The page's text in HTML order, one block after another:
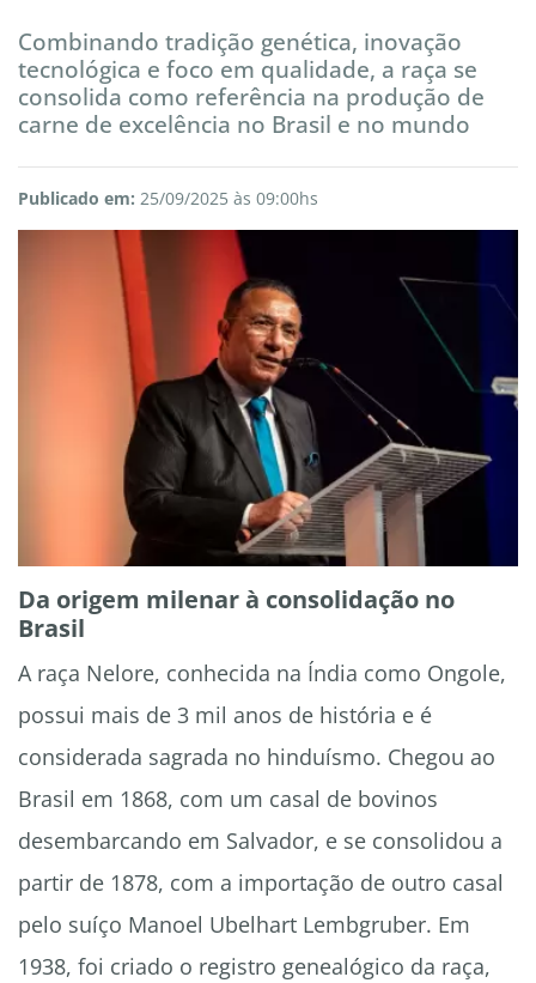
Combinando tradição genética, inovação
tecnológica e foco em qualidade, a raça se
consolida como referência na produção de
carne de excelência no Brasil e no mundo
Publicado em: 25/09/2025 às 09:00hs
Da origem milenar à consolidação no
Brasil
A raça Nelore, conhecida na Índia como Ongole,
possui mais de 3 mil anos de história e é
considerada sagrada no hinduísmo. Chegou ao
Brasil em 1868, com um casal de bovinos
desembarcando em Salvador, e se consolidou a
partir de 1878, com a importação de outro casal
pelo suíço Manoel Ubelhart Lembgruber. Em
1938, foi criado o registro genealógico da raça,